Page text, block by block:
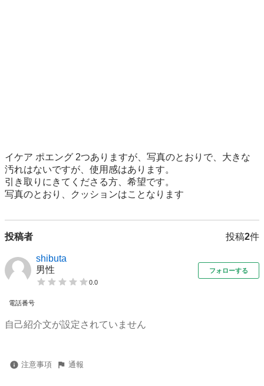
イケア ポエング 2つありますが、写真のとおりで、大きな
汚れはないですが、使用感はあります。
引き取りにきてくださる方、希望です。
写真のとおり、クッションはことなります
投稿者 投稿2件
shibuta
男性
0.0
フォローする
電話番号
自己紹介文が設定されていません
注意事項 通報